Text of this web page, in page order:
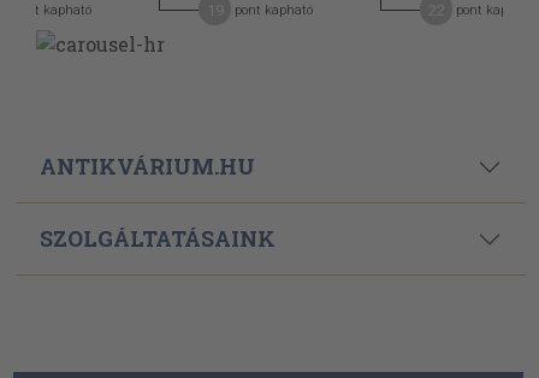
pont kapható pont kapható pont kapható
ANTIKVÁRIUM.HU
SZOLGÁLTATÁSAINK